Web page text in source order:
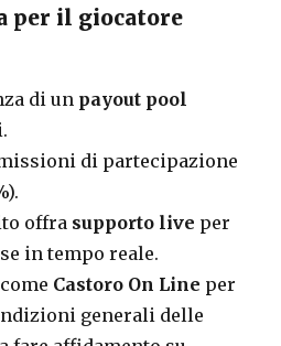
per il giocatore
di un payout pool
di partecipazione
offra supporto live per
in tempo reale.
Castoro On Line per
generali delle